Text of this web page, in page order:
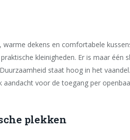
dekens en comfortabele
kleinigheden. Er is maar één
staat hoog in het
voor de toegang per
plekken